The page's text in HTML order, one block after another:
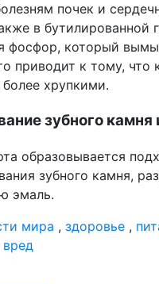
почек и
в бутилированной
фосфор, который
приводит к тому, что
более хрупкими.
зубного камня
образовывается
зубного камня,
эмаль.
мира , здоровье ,
вред